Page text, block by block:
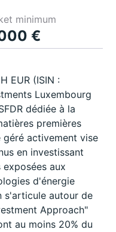
minimum
€
EUR (ISIN :
Luxembourg
dédiée à la
premières
activement vise
en investissant
aux
d'énergie
s'articule autour de
Approach"
au moins 20% du